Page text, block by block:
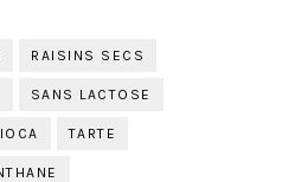
RAISINS SECS
SANS LACTOSE
TARTE